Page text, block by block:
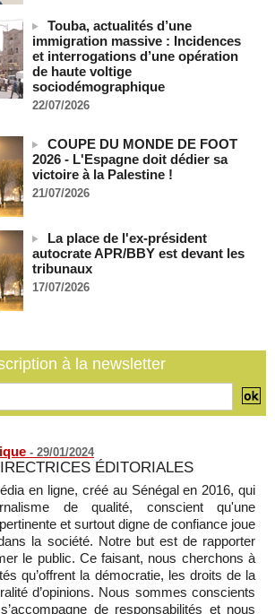
suspendues au Moyen-Orient,
avocats de Riek Machar sollicitent un
la prochaine audience
Mehdi Laribi relance la coopération
du président Doumbouya ravive les
Sénat élit son premier président
le Cameroun apaisent les tensions après
Touba, actualités d’une
immigration massive : Incidences
et interrogations d’une opération
de haute voltige
sociodémographique
22/07/2026
COUPE DU MONDE DE FOOT
2026 - L'Espagne doit dédier sa
victoire à la Palestine !
21/07/2026
La place de l'ex-président
autocrate APR/BBY est devant les
tribunaux
17/07/2026
à la newsletter
- 29/01/2024
ÉDITORIALES
en ligne, créé au Sénégal en 2016, qui
de qualité, conscient qu'une
et surtout digne de confiance joue
la société. Notre but est de rapporter
le public. Ce faisant, nous cherchons à
qu’offrent la démocratie, les droits de la
d’opinions. Nous sommes conscients
de responsabilités et nous